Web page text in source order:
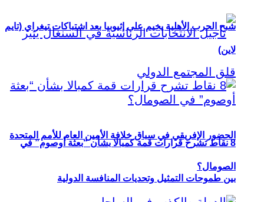
الحضور الإفريقي في سباق خلافة الأمين العام للأمم المتحدة
بين طموحات التمثيل وتحديات المنافسة الدولية
شبح الحرب الأهلية يخيم على إثيوبيا بعد اشتباكات تيغراي (تايم
لاين)
8 نقاط تشرح قرارات قمة كمبالا بشأن “بعثة أوصوم” في
الصومال؟